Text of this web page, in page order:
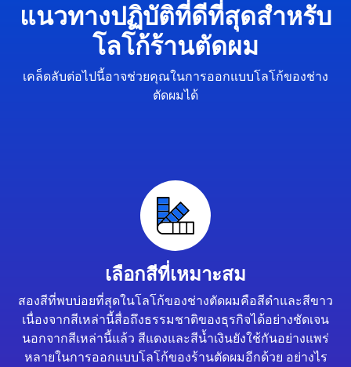
แนวทางปฏิบัติที่ดีที่สุดสำหรับ
โลโก้ร้านตัดผม
เคล็ดลับต่อไปนี้อาจช่วยคุณในการออกแบบโลโก้ของช่าง
ตัดผมได้
เลือกสีที่เหมาะสม
สองสีที่พบบ่อยที่สุดในโลโก้ของช่างตัดผมคือสีดำและสีขาว
เนื่องจากสีเหล่านี้สื่อถึงธรรมชาติของธุรกิจได้อย่างชัดเจน
นอกจากสีเหล่านี้แล้ว สีแดงและสีน้ำเงินยังใช้กันอย่างแพร่
หลายในการออกแบบโลโก้ของร้านตัดผมอีกด้วย อย่างไร